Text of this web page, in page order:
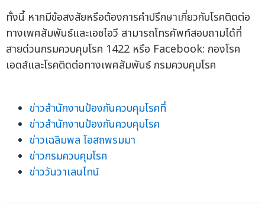
ทั้งนี้ หากมีข้อสงสัยหรือต้องการคำปรึกษาเกี่ยวกับโรคติดต่อ
ทางเพศสัมพันธ์และเอชไอวี สามารถโทรศัพท์สอบถามได้ที่
สายด่วนกรมควบคุมโรค 1422 หรือ Facebook: กองโรค
เอดส์และโรคติดต่อทางเพศสัมพันธ์ กรมควบคุมโรค
ข่าวสำนักงานป้องกันควบคุมโรคที่
ข่าวสำนักงานป้องกันควบคุมโรค
ข่าวเฉลิมพล โอสถพรมมา
ข่าวกรมควบคุมโรค
ข่าววันวาเลนไทน์